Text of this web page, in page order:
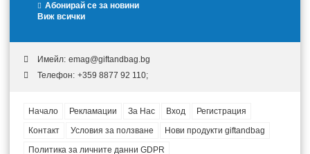
Абонирай се за новини
Виж всички
Имейл: emag@giftandbag.bg
Телефон: +359 8877 92 110;
Начало Рекламации За Нас Вход
Регистрация
Контакт
Условия за ползване
Нови продукти giftandbag
Политика за личните данни GDPR